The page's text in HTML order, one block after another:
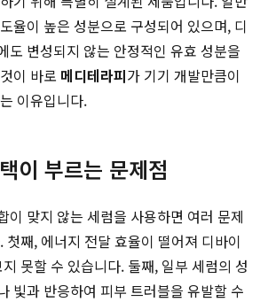
율이 높은 성분으로 구성되어 있으며, 디
도 변성되지 않는 안정적인 유효 성분을
이 바로 메디테라피가 기기 개발만큼이
이유입니다.
이 부르는 문제점
이 맞지 않는 세럼을 사용하면 여러 문제
첫째, 에너지 전달 효율이 떨어져 디바이
못할 수 있습니다. 둘째, 일부 세럼의 성
빛과 반응하여 피부 트러블을 유발할 수